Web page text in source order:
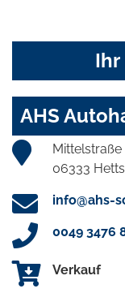
Ihr
AHS
Mittelstraße
06333
info@ahs-
0049 3476
Verkauf